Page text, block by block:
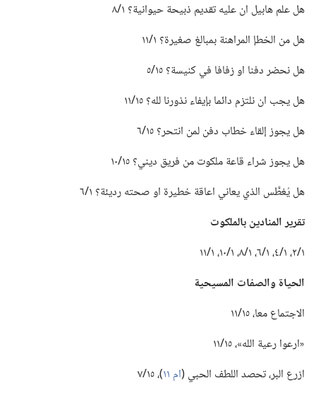
هل علم هابيل ان عليه تقديم ذبيحة حيوانية؟‏ ١/‏٨
هل من الخطإ المراهنة بمبالغ صغيرة؟‏ ١/‏١١
هل نحضر دفنا او زفافا في كنيسة؟‏ ١٥/‏٥
هل يجب ان نلتزم دائما بإيفاء نذورنا لله؟‏ ١٥/‏١١
هل يجوز إلقاء خطاب دفن لمن انتحر؟‏ ١٥/‏٦
هل يجوز شراء قاعة ملكوت من فريق ديني؟‏ ١٥/‏١٠
هل يُغطَّس الذي يعاني اعاقة خطيرة او صحته رديئة؟‏ ١/‏٦
تقرير المنادين بالملكوت
١/‏٢،‏ ١/‏٤،‏ ١/‏٦،‏ ١/‏٨،‏ ١/‏١٠،‏ ١/‏١١
الحياة والصفات المسيحية
الاجتماع معا،‏ ١٥/‏١١
‏«ارعوا رعية الله»،‏ ١٥/‏١١
ازرع البر،‏ تحصد اللطف الحبي (‏ام ١١ ‏)‏،‏ ١٥/‏٧